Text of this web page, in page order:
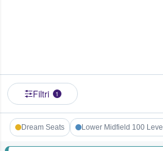
Filtri 1
Dream Seats Lower Midfield 100 Level